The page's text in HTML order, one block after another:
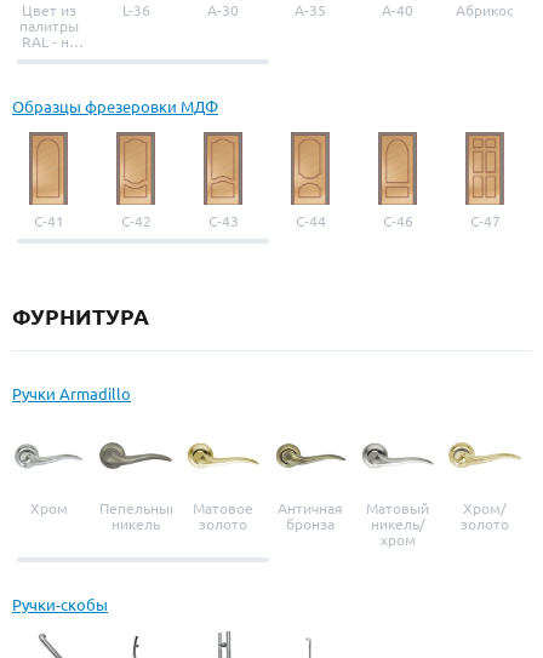
Цвет из
палитры
RAL - на
выбор
L-36 A-30 A-35 A-40 Абрикос
Образцы фрезеровки МДФ
С-41 С-42 С-43 С-44 С-46 С-47
ФУРНИТУРА
Ручки Armadillo
Хром
Пепельный
никель
Матовое
золото
Античная
бронза
Матовый
никель/
хром
Хром/
золото
Ручки-скобы